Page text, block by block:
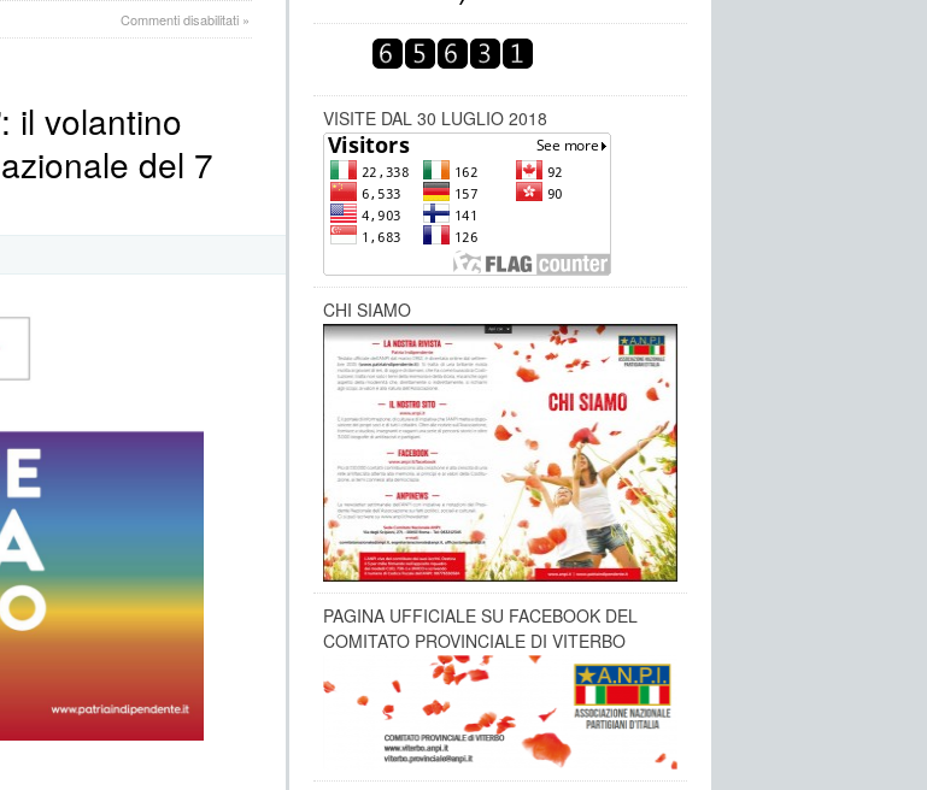
Commenti disabilitatisu
Il
ISTITUZIONALI
COSTITUZIONE”
»
il volantino
del 7
VISITE DAL 30 LUGLIO 2018
CHI SIAMO
PAGINA UFFICIALE SU FACEBOOK DEL
COMITATO PROVINCIALE DI VITERBO